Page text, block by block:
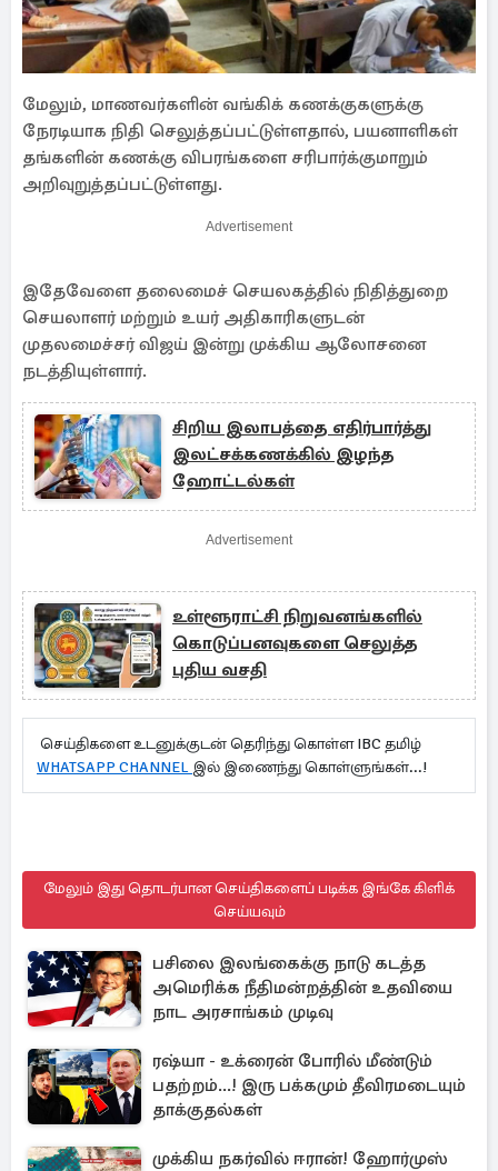
மேலும், மாணவர்களின் வங்கிக் கணக்குகளுக்கு
நேரடியாக நிதி செலுத்தப்பட்டுள்ளதால், பயனாளிகள்
தங்களின் கணக்கு விபரங்களை சரிபார்க்குமாறும்
அறிவுறுத்தப்பட்டுள்ளது.
Advertisement
இதேவேளை தலைமைச் செயலகத்தில் நிதித்துறை
செயலாளர் மற்றும் உயர் அதிகாரிகளுடன்
முதலமைச்சர் விஜய் இன்று முக்கிய ஆலோசனை
நடத்தியுள்ளார்.
சிறிய இலாபத்தை எதிர்பார்த்து
இலட்சக்கணக்கில் இழந்த
ஹோட்டல்கள்
Advertisement
உள்ளூராட்சி நிறுவனங்களில்
கொடுப்பனவுகளை செலுத்த
புதிய வசதி
செய்திகளை உடனுக்குடன் தெரிந்து கொள்ள IBC தமிழ்
WHATSAPP CHANNEL இல் இணைந்து கொள்ளுங்கள்...!
மேலும் இது தொடர்பான செய்திகளைப் படிக்க இங்கே கிளிக்
செய்யவும்
பசிலை இலங்கைக்கு நாடு கடத்த
அமெரிக்க நீதிமன்றத்தின் உதவியை
நாட அரசாங்கம் முடிவு
ரஷ்யா - உக்ரைன் போரில் மீண்டும்
பதற்றம்...! இரு பக்கமும் தீவிரமடையும்
தாக்குதல்கள்
முக்கிய நகர்வில் ஈரான்! ஹோர்முஸ்